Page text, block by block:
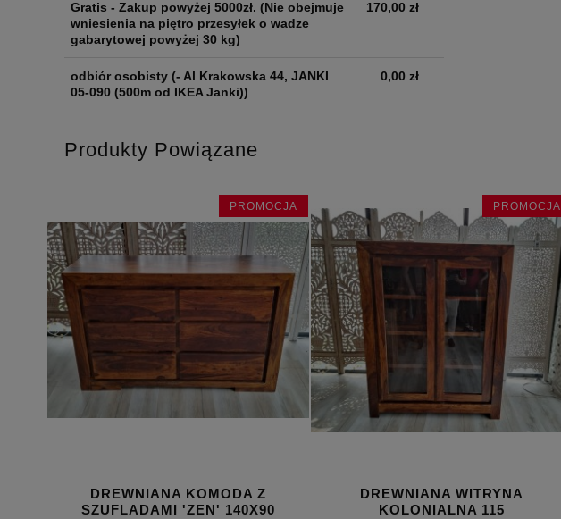
Gratis - Zakup powyżej 5000zł. (Nie obejmuje
wniesienia na piętro przesyłek o wadze
gabarytowej powyżej 30 kg)
170,00 zł
odbiór osobisty (- Al Krakowska 44, JANKI
05-090 (500m od IKEA Janki))
0,00 zł
Produkty Powiązane
DREWNIANA KOMODA Z
SZUFLADAMI 'ZEN' 140X90
PROMOCJA
DREWNIANA WITRYNA
KOLONIALNA 115
PROMOCJA